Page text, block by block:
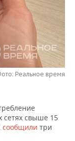
Реальное время
сетях свыше 15
сообщили три